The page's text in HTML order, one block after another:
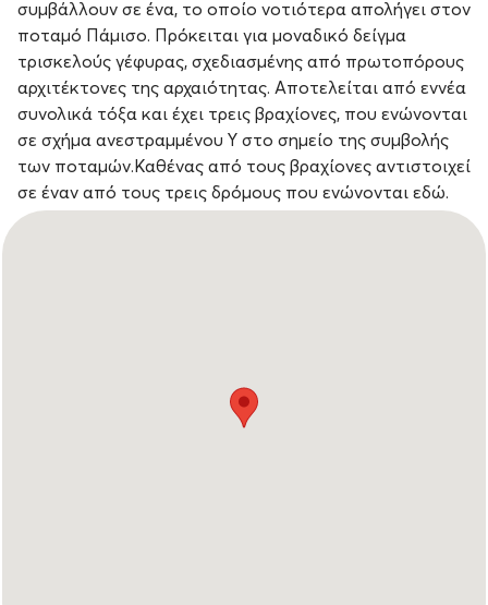
συμβάλλουν σε ένα, το οποίο νοτιότερα απολήγει στον
ποταμό Πάμισο. Πρόκειται για μοναδικό δείγμα
τρισκελούς γέφυρας, σχεδιασμένης από πρωτοπόρους
αρχιτέκτονες της αρχαιότητας. Αποτελείται από εννέα
συνολικά τόξα και έχει τρεις βραχίονες, που ενώνονται
σε σχήμα ανεστραμμένου Υ στο σημείο της συμβολής
των ποταμών.Καθένας από τους βραχίονες αντιστοιχεί
σε έναν από τους τρεις δρόμους που ενώνονται εδώ.